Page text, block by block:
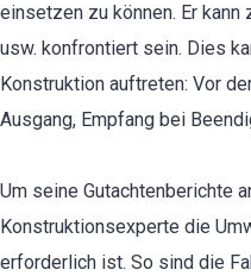
einsetzen zu können. Er
usw. konfrontiert sein. Dies
Konstruktion auftreten: Vor
Ausgang, Empfang bei
Um seine Gutachtenberichte
Konstruktionsexperte die
erforderlich ist. So sind die